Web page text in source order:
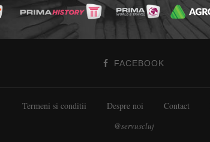
FACEBOOK
Termeni si conditii Despre noi Contact
@servuscluj